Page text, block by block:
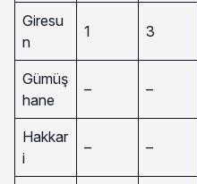
Giresu
n
1 3
Gümüş
hane
– –
Hakkar
i
– –